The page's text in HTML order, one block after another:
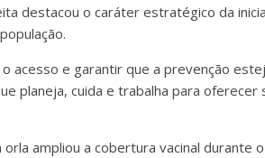
destacou o caráter estratégico da
acesso e garantir que a prevenção
planeja, cuida e trabalha para oferecer
ampliou a cobertura vacinal durante